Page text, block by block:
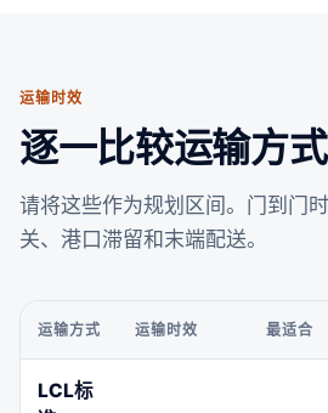
运输时效
逐一比较运输方式
请将这些作为规划区间。门到门
关、港口滞留和末端配送。
运输方式 运输时效 最适合
LCL标